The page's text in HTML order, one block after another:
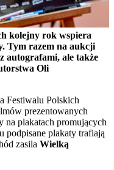
kolejny rok wspiera
Tym razem na aukcji
autografami, ale także
Oli
Festiwalu Polskich
prezentowanych
na plakatach promujących
podpisane plakaty trafiają
zasila Wielką